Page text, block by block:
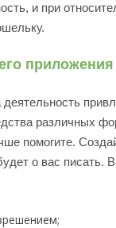
и при
приложения
различных
помогите.
о вас писать.